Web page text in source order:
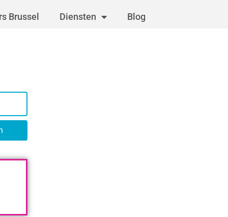
Brussel Diensten Blog